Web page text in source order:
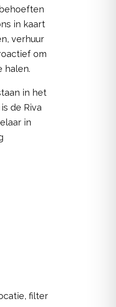
in kaart
verhuur
om
halen.
in het
de Riva
in
filter